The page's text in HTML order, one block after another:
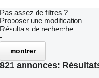
Pas assez de filtres ?
Proposer une modification
Résultats de recherche:
-
montrer
821 annonces: